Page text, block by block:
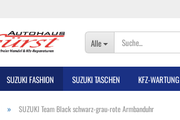
Alle
SUZUKI FASHION SUZUKI TASCHEN KFZ-WARTUNG
» SUZUKI Team Black schwarz-grau-rote Armbanduhr